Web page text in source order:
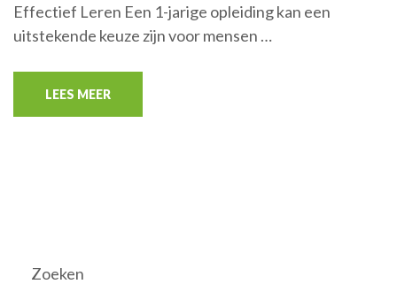
Effectief Leren Een 1-jarige opleiding kan een
uitstekende keuze zijn voor mensen …
LEES MEER
Zoeken